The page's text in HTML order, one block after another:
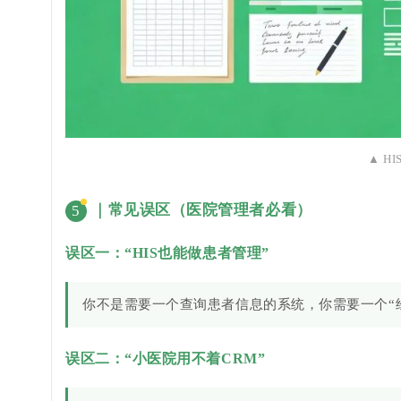
▲
5 ｜常见误区（医院管理者必看）
误区一：“HIS也能做患者管理”
你不是需要一个查询患者信息的系统，你需要一个“
误区二：“小医院用不着CRM”